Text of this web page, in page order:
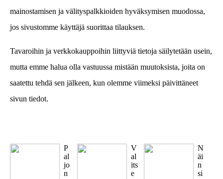
mainostamisen ja välityspalkkioiden hyväksymisen muodossa,
jos sivustomme käyttäjä suorittaa tilauksen.
Tavaroihin ja verkkokauppoihin liittyviä tietoja säilytetään usein,
mutta emme halua olla vastuussa mistään muutoksista, joita on
saatettu tehdä sen jälkeen, kun olemme viimeksi päivittäneet
sivun tiedot.
P
al
jo
n
V
al
its
e
N
äi
n
si